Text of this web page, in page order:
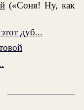
(«Соня! Ну, как
дуб...